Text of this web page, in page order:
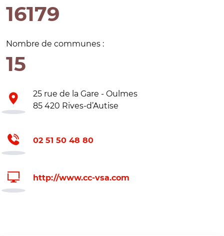
16179
Nombre de communes :
15
25 rue de la Gare - Oulmes
85 420 Rives-d’Autise
02 51 50 48 80
http://www.cc-vsa.com